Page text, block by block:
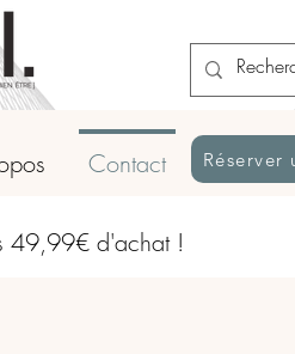
Contact Réserver
49,99€ d'achat !